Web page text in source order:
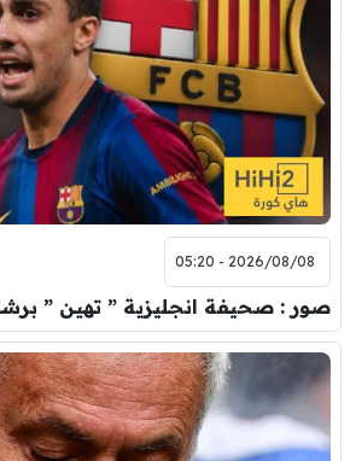
2026/08/08 - 05:20
صور : صحيفة انجليزية ” تهين ”